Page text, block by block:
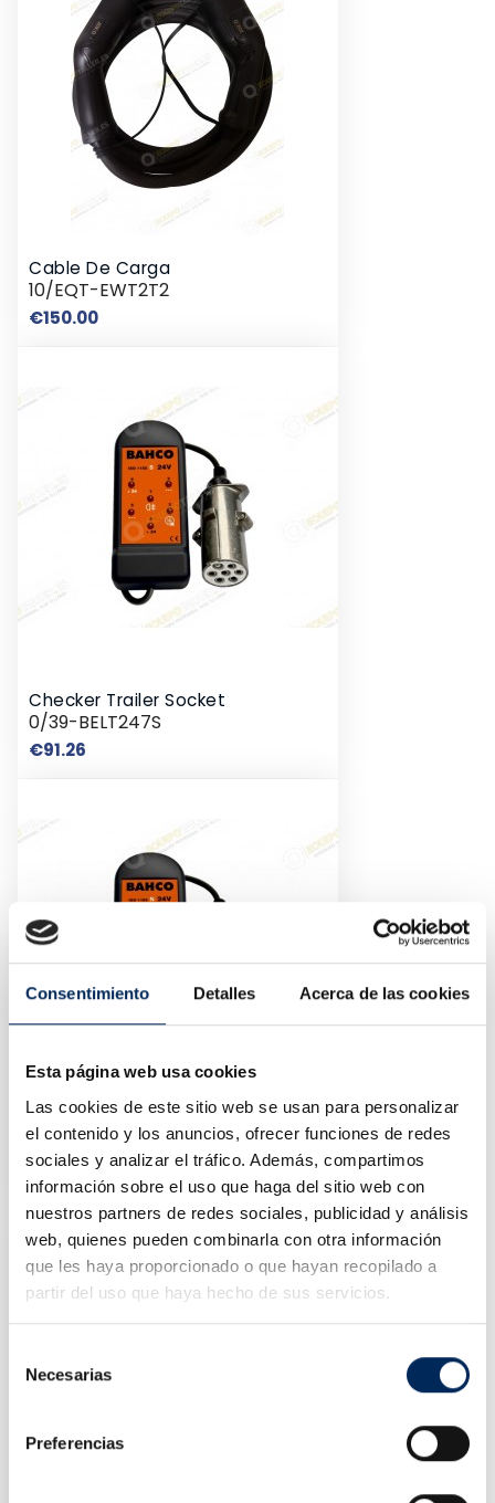
Consentimiento Detalles Acerca de las cookies
Esta página web usa cookies
Las cookies de este sitio web se usan para personalizar
el contenido y los anuncios, ofrecer funciones de redes
sociales y analizar el tráfico. Además, compartimos
información sobre el uso que haga del sitio web con
nuestros partners de redes sociales, publicidad y análisis
web, quienes pueden combinarla con otra información
que les haya proporcionado o que hayan recopilado a
partir del uso que haya hecho de sus servicios.
Necesarias
Preferencias
Cable De Carga
10/EQT-EWT2T2
€150.00Price
Checker Trailer Socket
0/39-BELT247S
€91.26
Checker Trailer Socket
10/39-BELT247N
€91.26Price